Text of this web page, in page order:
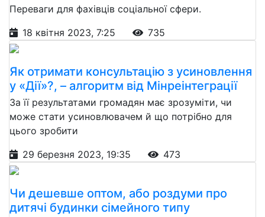
Переваги для фахівців соціальної сфери.
18 квітня 2023, 7:25
735
Як отримати консультацію з усиновлення
у «Дії»?, – алгоритм від Мінреінтеграції
За її результатами громадян має зрозуміти, чи
може стати усиновлювачем й що потрібно для
цього зробити
29 березня 2023, 19:35
473
Чи дешевше оптом, або роздуми про
дитячі будинки сімейного типу